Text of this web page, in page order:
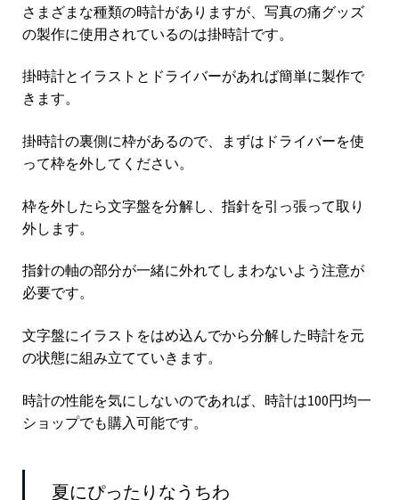
さまざまな種類の時計がありますが、写真の痛グッズ
の製作に使用されているのは掛時計です。
掛時計とイラストとドライバーがあれば簡単に製作で
きます。
掛時計の裏側に枠があるので、まずはドライバーを使
って枠を外してください。
枠を外したら文字盤を分解し、指針を引っ張って取り
外します。
指針の軸の部分が一緒に外れてしまわないよう注意が
必要です。
文字盤にイラストをはめ込んでから分解した時計を元
の状態に組み立てていきます。
時計の性能を気にしないのであれば、時計は100円均一
ショップでも購入可能です。
夏にぴったりなうちわ